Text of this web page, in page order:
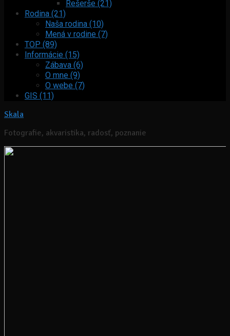
Rešerše (21)
Rodina (21)
Naša rodina (10)
Mená v rodine (7)
TOP (89)
Informácie (15)
Zábava (6)
O mne (9)
O webe (7)
GIS (11)
Skala
Fotografie, akvaristika, radosť, poznanie